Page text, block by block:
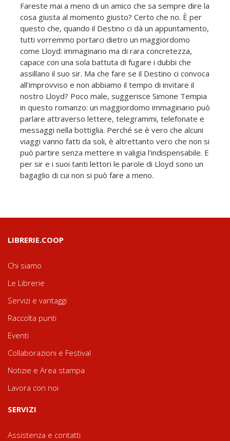
Fareste mai a meno di un amico che sa sempre dire la
cosa giusta al momento giusto? Certo che no. È per
questo che, quando il Destino ci dà un appuntamento,
tutti vorremmo portarci dietro un maggiordomo
come Lloyd: immaginario ma di rara concretezza,
capace con una sola battuta di fugare i dubbi che
assillano il suo sir. Ma che fare se il Destino ci convoca
all'improvviso e non abbiamo il tempo di invitare il
nostro Lloyd? Poco male, suggerisce Simone Tempia
in questo romanzo: un maggiordomo immaginario può
parlare attraverso lettere, telegrammi, telefonate e
messaggi nella bottiglia. Perché se è vero che alcuni
viaggi vanno fatti da soli, è altrettanto vero che non si
può partire senza mettere in valigia l'indispensabile. E
per sir e i suoi tanti lettori le parole di Lloyd sono un
bagaglio di cui non si può fare a meno.
LIBRERIE.COOP
Chi siamo
Le Librerie
Servizi e vantaggi
Raccolta punti
Eventi
Collaborazioni e Festival
Notizie e Area stampa
Lavora con noi
SERVIZI
Assistenza e contatti